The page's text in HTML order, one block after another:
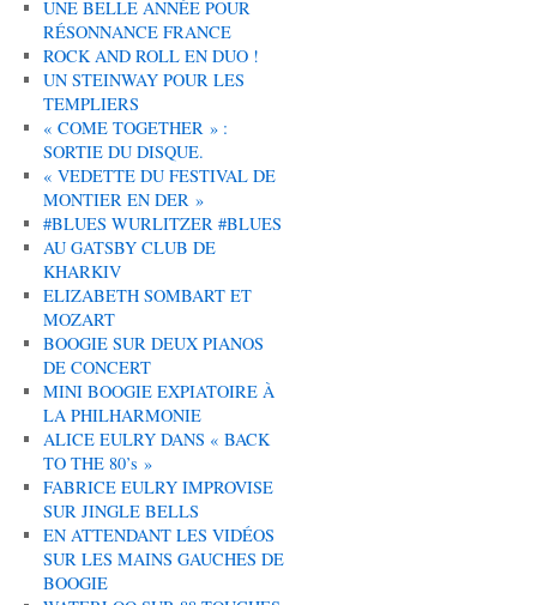
UNE BELLE ANNÉE POUR
RÉSONNANCE FRANCE
ROCK AND ROLL EN DUO !
UN STEINWAY POUR LES
TEMPLIERS
« COME TOGETHER » :
SORTIE DU DISQUE.
« VEDETTE DU FESTIVAL DE
MONTIER EN DER »
#BLUES WURLITZER #BLUES
AU GATSBY CLUB DE
KHARKIV
ELIZABETH SOMBART ET
MOZART
BOOGIE SUR DEUX PIANOS
DE CONCERT
MINI BOOGIE EXPIATOIRE À
LA PHILHARMONIE
ALICE EULRY DANS « BACK
TO THE 80’s »
FABRICE EULRY IMPROVISE
SUR JINGLE BELLS
EN ATTENDANT LES VIDÉOS
SUR LES MAINS GAUCHES DE
BOOGIE